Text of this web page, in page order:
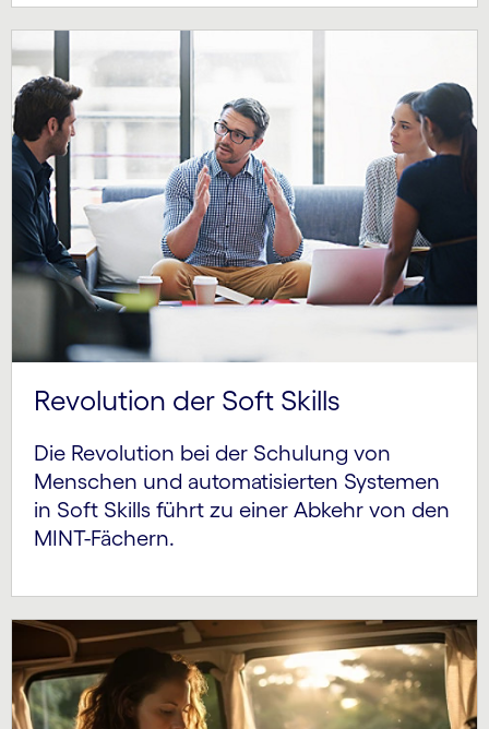
Revolution der Soft Skills
Die Revolution bei der Schulung von
Menschen und automatisierten Systemen
in Soft Skills führt zu einer Abkehr von den
MINT-Fächern.